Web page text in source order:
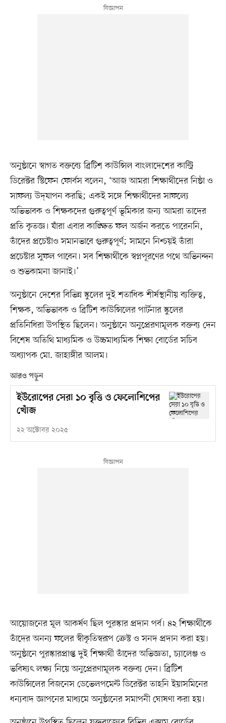
অনুষ্ঠানে স্বাগত বক্তব্যে ব্রিটিশ কাউন্সিল বাংলাদেশের কান্ট্রি
ডিরেক্টর স্টিফেন ফোর্বস বলেন, ‘আজ আমরা শিক্ষার্থীদের নিষ্ঠা ও
সাফল্য উদ্‌যাপন করছি; একই সঙ্গে শিক্ষার্থীদের সাফল্যে
অভিভাবক ও শিক্ষকদের গুরুত্বপূর্ণ ভূমিকার জন্য আমরা তাদের
প্রতি কৃতজ্ঞ। যাঁরা এবার কাঙ্ক্ষিত ফল অর্জন করতে পারেননি,
তাঁদের প্রচেষ্টাও সমানভাবে গুরুত্বপূর্ণ; সামনে নিশ্চয়ই তাঁরা
প্রচেষ্টার সুফল পাবেন। সব শিক্ষার্থীকে স্বপ্নপূরণের পথে অভিনন্দন
ও শুভকামনা জানাই।’
অনুষ্ঠানে দেশের বিভিন্ন স্কুলের দুই শতাধিক শীর্ষস্থানীয় ব্যক্তিত্ব,
শিক্ষক, অভিভাবক ও ব্রিটিশ কাউন্সিলের পার্টনার স্কুলের
প্রতিনিধিরা উপস্থিত ছিলেন। অনুষ্ঠানে অনুপ্রেরণামূলক বক্তব্য দেন
বিশেষ অতিথি মাধ্যমিক ও উচ্চমাধ্যমিক শিক্ষা বোর্ডের সচিব
অধ্যাপক মো. জাহাঙ্গীর আলম।
আরও পড়ুন
ইউরোপের সেরা ১০ বৃত্তি ও ফেলোশিপের
খোঁজ
২২ অক্টোবর ২০২৫
আয়োজনের মূল আকর্ষণ ছিল পুরস্কার প্রদান পর্ব। ৪২ শিক্ষার্থীকে
তাঁদের অনন্য ফলের স্বীকৃতিস্বরূপ ক্রেস্ট ও সনদ প্রদান করা হয়।
অনুষ্ঠানে পুরস্কারপ্রাপ্ত দুই শিক্ষার্থী তাঁদের অভিজ্ঞতা, চ্যালেঞ্জ ও
ভবিষ্যৎ লক্ষ্য নিয়ে অনুপ্রেরণামূলক বক্তব্য দেন। ব্রিটিশ
কাউন্সিলের বিজনেস ডেভেলপমেন্ট ডিরেক্টর তাহনি ইয়াসমিনের
ধন্যবাদ জ্ঞাপনের মাধ্যমে অনুষ্ঠানের সমাপনী ঘোষণা করা হয়।